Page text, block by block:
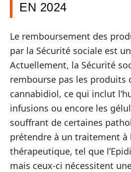
EN 2024
Le remboursement des
par la Sécurité sociale est
Actuellement, la Sécurité
rembourse pas les produits
cannabidiol, ce qui inclut
infusions ou encore les
souffrant de certaines
prétendre à un traitement à
thérapeutique, tel que
mais ceux-ci nécessitent